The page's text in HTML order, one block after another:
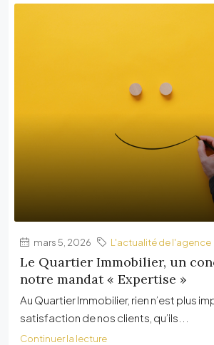
mars 5, 2026 L'actualité de l'agence
Le Quartier Immobilier, un
notre mandat « Expertise »
Au Quartier Immobilier, rien n’est plus
satisfaction de nos clients, qu’ils...
Continuer la lecture